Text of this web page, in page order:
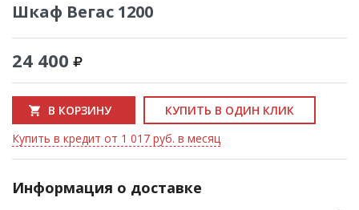
Шкаф Вегас 1200
24 400
В КОРЗИНУ
КУПИТЬ В ОДИН КЛИК
Купить в кредит от 1 017 руб. в месяц
Информация о доставке